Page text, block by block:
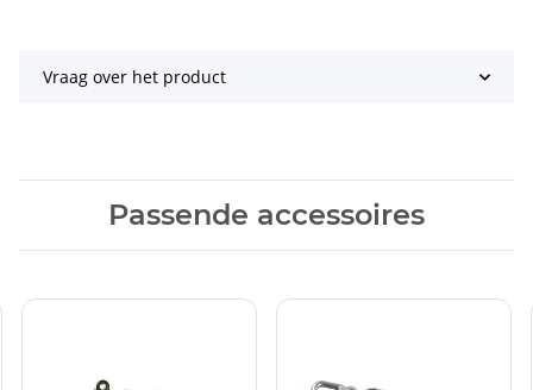
Vraag over het product
Passende accessoires